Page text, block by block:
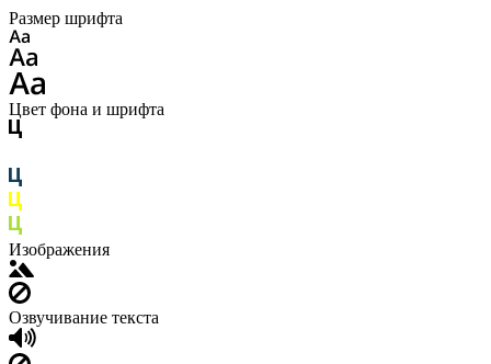
Размер шрифта
Цвет фона и шрифта
Изображения
Озвучивание текста